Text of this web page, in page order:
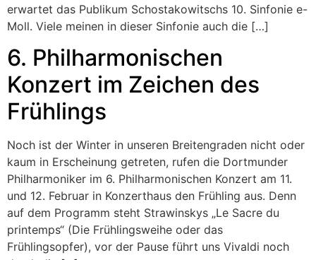
erwartet das Publikum Schostakowitschs 10. Sinfonie e-
Moll. Viele meinen in dieser Sinfonie auch die […]
6. Philharmonischen
Konzert im Zeichen des
Frühlings
Noch ist der Winter in unseren Breitengraden nicht oder
kaum in Erscheinung getreten, rufen die Dortmunder
Philharmoniker im 6. Philharmonischen Konzert am 11.
und 12. Februar in Konzerthaus den Frühling aus. Denn
auf dem Programm steht Strawinskys „Le Sacre du
printemps“ (Die Frühlingsweihe oder das
Frühlingsopfer), vor der Pause führt uns Vivaldi noch